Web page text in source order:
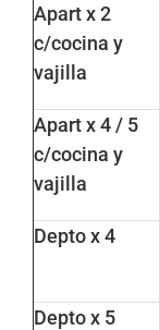
Apart x 2
c/cocina y
vajilla
Apart x 4 / 5
c/cocina y
vajilla
Depto x 4
Depto x 5